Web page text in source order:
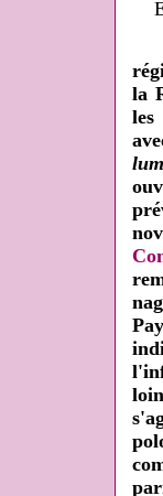
la
les